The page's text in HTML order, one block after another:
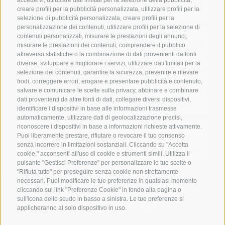
creare profili per la pubblicità personalizzata, utilizzare profili per la
selezione di pubblicità personalizzata, creare profili per la
personalizzazione dei contenuti, utilizzare profili per la selezione di
contenuti personalizzati, misurare le prestazioni degli annunci,
misurare le prestazioni dei contenuti, comprendere il pubblico
attraverso statistiche o la combinazione di dati provenienti da fonti
diverse, sviluppare e migliorare i servizi, utilizzare dati limitati per la
selezione dei contenuti, garantire la sicurezza, prevenire e rilevare
frodi, correggere errori, erogare e presentare pubblicità e contenuto,
salvare e comunicare le scelte sulla privacy, abbinare e combinare
dati provenienti da altre fonti di dati, collegare diversi dispositivi,
identificare i dispositivi in base alle informazioni trasmesse
automaticamente, utilizzare dati di geolocalizzazione precisi,
riconoscere i dispositivi in base a informazioni richieste attivamente.
Puoi liberamente prestare, rifiutare o revocare il tuo consenso
senza incorrere in limitazioni sostanziali. Cliccando su "Accetta
cookie," acconsenti all'uso di cookie e strumenti simili. Utilizza il
pulsante "Gestisci Preferenze" per personalizzare le tue scelte o
"Rifiuta tutto" per proseguire senza cookie non strettamente
necessari. Puoi modificare le tue preferenze in qualsiasi momento
cliccando sul link "Preferenze Cookie" in fondo alla pagina o
sull'icona dello scudo in basso a sinistra. Le tue preferenze si
applicheranno al solo dispositivo in uso.